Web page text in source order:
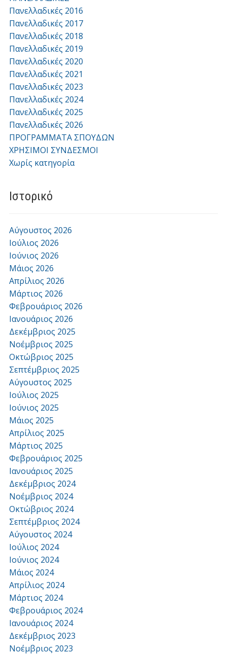
Πανελλαδικές 2016
Πανελλαδικές 2017
Πανελλαδικές 2018
Πανελλαδικές 2019
Πανελλαδικές 2020
Πανελλαδικές 2021
Πανελλαδικές 2023
Πανελλαδικές 2024
Πανελλαδικές 2025
Πανελλαδικές 2026
ΠΡΟΓΡΑΜΜΑΤΑ ΣΠΟΥΔΩΝ
ΧΡΗΣΙΜΟΙ ΣΥΝΔΕΣΜΟΙ
Χωρίς κατηγορία
Ιστορικό
Αύγουστος 2026
Ιούλιος 2026
Ιούνιος 2026
Μάιος 2026
Απρίλιος 2026
Μάρτιος 2026
Φεβρουάριος 2026
Ιανουάριος 2026
Δεκέμβριος 2025
Νοέμβριος 2025
Οκτώβριος 2025
Σεπτέμβριος 2025
Αύγουστος 2025
Ιούλιος 2025
Ιούνιος 2025
Μάιος 2025
Απρίλιος 2025
Μάρτιος 2025
Φεβρουάριος 2025
Ιανουάριος 2025
Δεκέμβριος 2024
Νοέμβριος 2024
Οκτώβριος 2024
Σεπτέμβριος 2024
Αύγουστος 2024
Ιούλιος 2024
Ιούνιος 2024
Μάιος 2024
Απρίλιος 2024
Μάρτιος 2024
Φεβρουάριος 2024
Ιανουάριος 2024
Δεκέμβριος 2023
Νοέμβριος 2023